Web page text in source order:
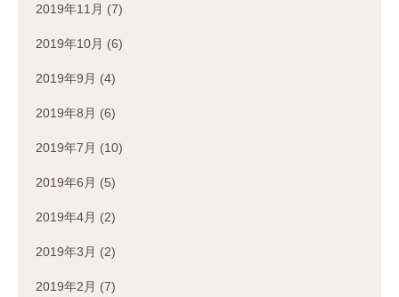
2019年11月 (7)
2019年10月 (6)
2019年9月 (4)
2019年8月 (6)
2019年7月 (10)
2019年6月 (5)
2019年4月 (2)
2019年3月 (2)
2019年2月 (7)